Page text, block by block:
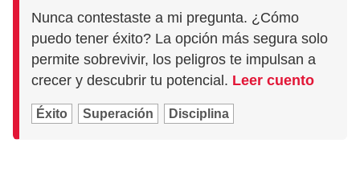
Nunca contestaste a mi pregunta. ¿Cómo
puedo tener éxito? La opción más segura solo
permite sobrevivir, los peligros te impulsan a
crecer y descubrir tu potencial. Leer cuento
Éxito Superación Disciplina